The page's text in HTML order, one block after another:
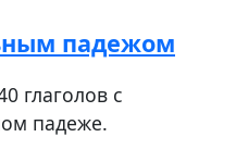
падежом
глаголов с
падеже.